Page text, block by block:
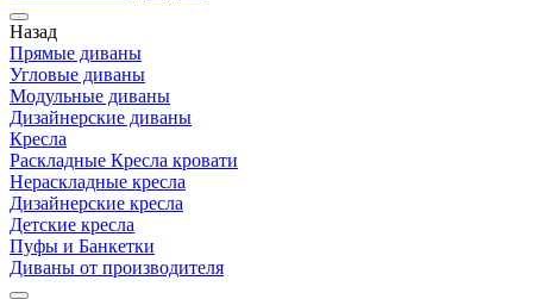
Назад
Прямые диваны
Угловые диваны
Модульные диваны
Дизайнерские диваны
Кресла
Раскладные Кресла кровати
Нераскладные кресла
Дизайнерские кресла
Детские кресла
Пуфы и Банкетки
Диваны от производителя